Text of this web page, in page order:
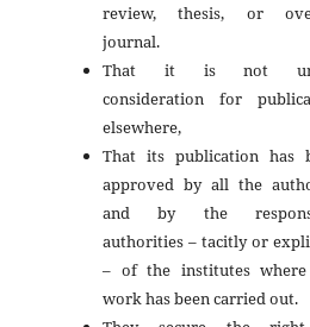
review, thesis, or
journal.
That it is not
consideration for
elsewhere,
That its publication has
approved by all the
and by the
authorities – tacitly or
– of the institutes
work has been carried out.